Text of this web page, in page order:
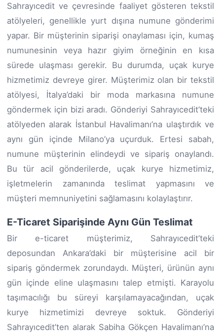
Sahrayıcedit ve çevresinde faaliyet gösteren tekstil
atölyeleri, genellikle yurt dışına numune gönderimi
yapar. Bir müşterinin siparişi onaylaması için, kumaş
numunesinin veya hazır giyim örneğinin en kısa
sürede ulaşması gerekir. Bu durumda, uçak kurye
hizmetimiz devreye girer. Müşterimiz olan bir tekstil
atölyesi, İtalya’daki bir moda markasına numune
göndermek için bizi aradı. Gönderiyi Sahrayıcedit’teki
atölyeden alarak İstanbul Havalimanı’na ulaştırdık ve
aynı gün içinde Milano’ya uçurduk. Ertesi sabah,
numune müşterinin elindeydi ve sipariş onaylandı.
Bu tür acil gönderilerde, uçak kurye hizmetimiz,
işletmelerin zamanında teslimat yapmasını ve
müşteri memnuniyetini sağlamasını kolaylaştırır.
E-Ticaret Siparişinde Aynı Gün Teslimat
Bir e-ticaret müşterimiz, Sahrayıcedit’teki
deposundan Ankara’daki bir müşterisine acil bir
sipariş göndermek zorundaydı. Müşteri, ürünün aynı
gün içinde eline ulaşmasını talep etmişti. Karayolu
taşımacılığı bu süreyi karşılamayacağından, uçak
kurye hizmetimizi devreye soktuk. Gönderiyi
Sahrayıcedit’ten alarak Sabiha Gökçen Havalimanı’na